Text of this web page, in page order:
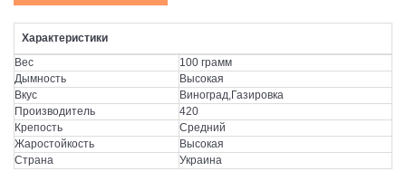
Характеристики
Вес
100 грамм
Дымность
Высокая
Вкус
Виноград,Газировка
Производитель
420
Крепость
Средний
Жаростойкость
Высокая
Страна
Украина